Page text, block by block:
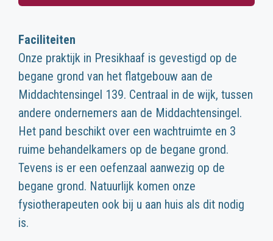
Faciliteiten
Onze praktijk in Presikhaaf is gevestigd op de
begane grond van het flatgebouw aan de
Middachtensingel 139. Centraal in de wijk, tussen
andere ondernemers aan de Middachtensingel.
Het pand beschikt over een wachtruimte en 3
ruime behandelkamers op de begane grond.
Tevens is er een oefenzaal aanwezig op de
begane grond. Natuurlijk komen onze
fysiotherapeuten ook bij u aan huis als dit nodig
is.